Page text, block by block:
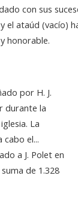
con sus
el ataúd (vacío)
honorable.
por H. J.
durante la
La
cabo el...
a J. Polet en
de 1.328